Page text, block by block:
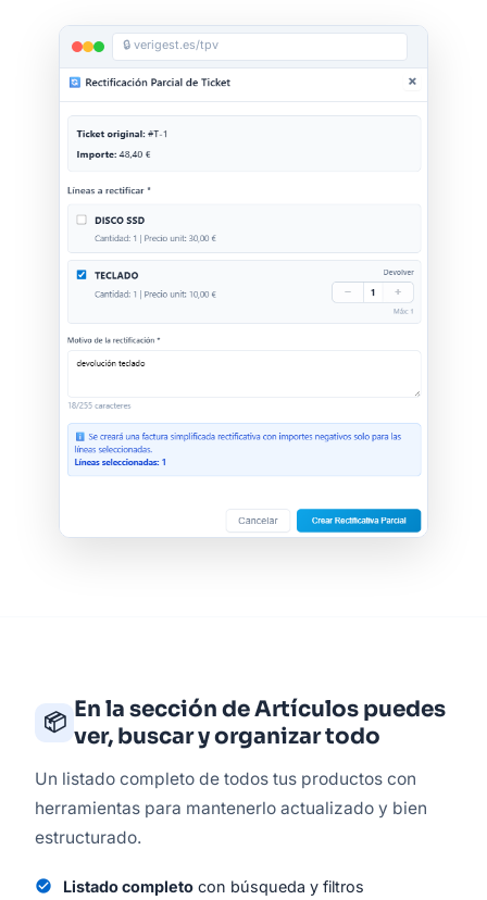
🔒 verigest.es/tpv
📦 En la sección de Artículos puedes
ver, buscar y organizar todo
Un listado completo de todos tus productos con
herramientas para mantenerlo actualizado y bien
estructurado.
check_circle Listado completocon búsqueda y filtros